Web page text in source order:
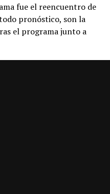
fue el reencuentro de
pronóstico, son la
el programa junto a